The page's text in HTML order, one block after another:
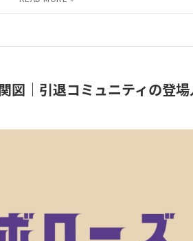
｜引退コミュニティの登